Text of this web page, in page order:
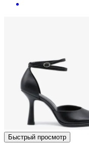
Быстрый просмотр